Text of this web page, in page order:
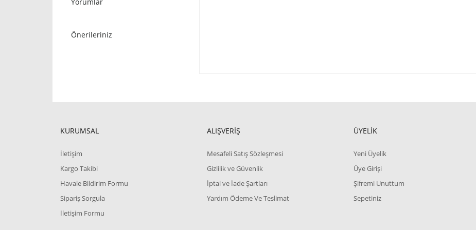
Önerileriniz
KURUMSAL
İletişim
Kargo Takibi
Havale Bildirim Formu
Sipariş Sorgula
İletişim Formu
ALIŞVERİŞ
Mesafeli Satış Sözleşmesi
Gizlilik ve Güvenlik
İptal ve İade Şartları
Yardım Ödeme Ve Teslimat
ÜYELİK
Yeni Üyelik
Üye Girişi
Şifremi Unuttum
Sepetiniz